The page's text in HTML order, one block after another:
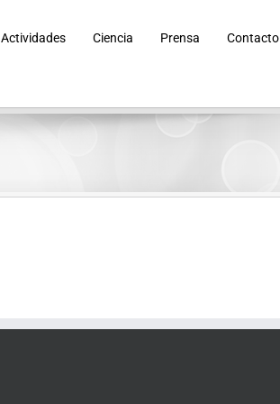
Actividades Ciencia Prensa Contacto